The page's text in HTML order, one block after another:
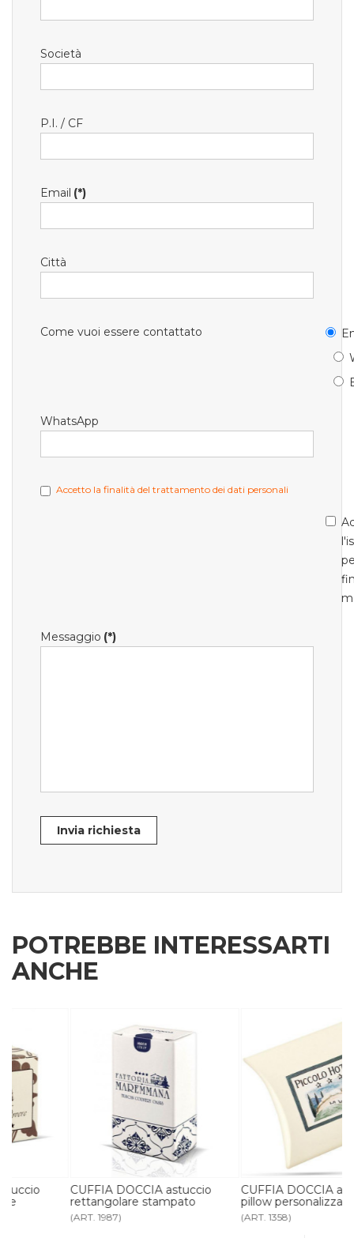
Società
P.I. / CF
Email (*)
Città
Come vuoi essere contattato
WhatsApp
Accetto la finalità del trattamento dei dati personali
Messaggio (*)
Invia richiesta
POTREBBE INTERESSARTI
ANCHE
CUFFIA DOCCIA astuccio
rettangolare stampato
CUFFIA DOCCIA astuccio
pillow personalizzabile